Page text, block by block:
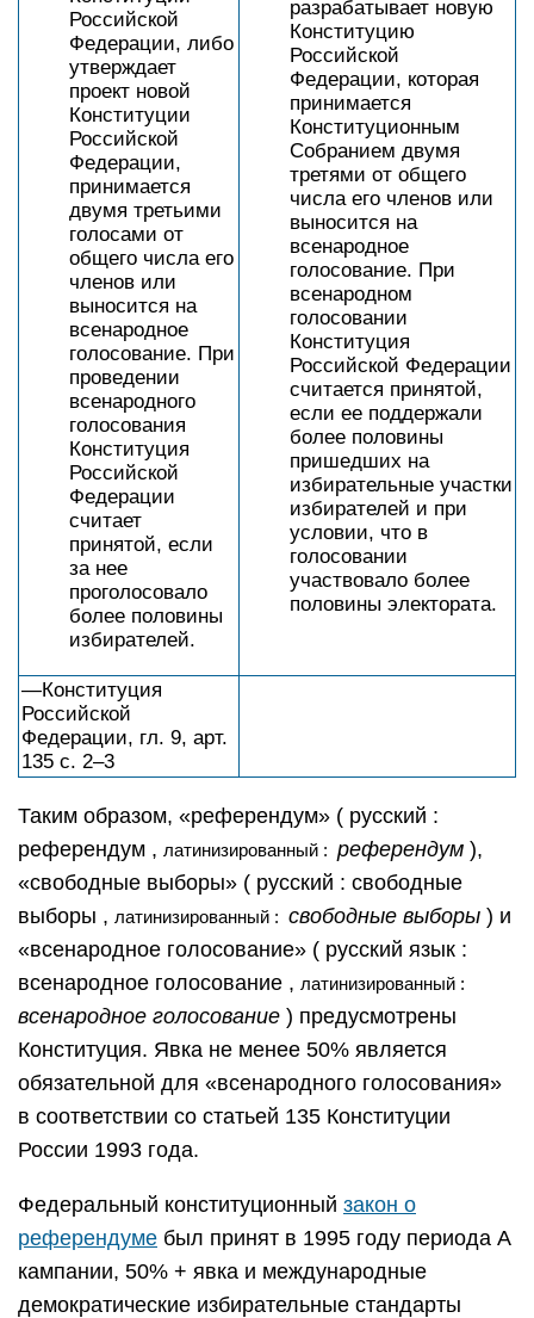
Российской
Федерации, либо
утверждает
проект новой
Конституции
Российской
Федерации,
принимается
двумя третьими
голосами от
общего числа его
членов или
выносится на
всенародное
голосование. При
проведении
всенародного
голосования
Конституция
Российской
Федерации
считает
принятой, если
за нее
проголосовало
более половины
избирателей.
разрабатывает новую
Конституцию
Российской
Федерации, которая
принимается
Конституционным
Собранием двумя
третями от общего
числа его членов или
выносится на
всенародное
голосование. При
всенародном
голосовании
Конституция
Российской Федерации
считается принятой,
если ее поддержали
более половины
пришедших на
избирательные участки
избирателей и при
условии, что в
голосовании
участвовало более
половины электората.
—Конституция
Российской
Федерации, гл. 9, арт.
135 с. 2–3
Таким образом, «референдум» ( русский :
референдум , латинизированный : референдум ),
«свободные выборы» ( русский : свободные
выборы , латинизированный : свободные выборы ) и
«всенародное голосование» ( русский язык :
всенародное голосование , латинизированный :
всенародное голосование ) предусмотрены
Конституция. Явка не менее 50% является
обязательной для «всенародного голосования»
в соответствии со статьей 135 Конституции
России 1993 года.
Федеральный конституционный закон о
референдуме был принят в 1995 году периода А
кампании, 50% + явка и международные
демократические избирательные стандарты